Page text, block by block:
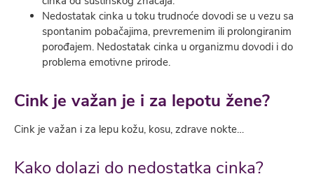
Nedostatak cinka u toku trudnoće dovodi se u vezu sa
spontanim pobačajima, prevremenim ili prolongiranim
porođajem. Nedostatak cinka u organizmu dovodi i do
problema emotivne prirode.
Cink je važan je i za lepotu žene?
Cink je važan i za lepu kožu, kosu, zdrave nokte…
Kako dolazi do nedostatka cinka?